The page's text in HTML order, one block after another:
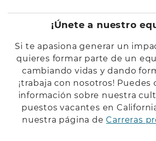
¡Únete a nuestro
Si te apasiona generar un
quieres formar parte de un
cambiando vidas y dando
¡trabaja con nosotros! Puedes
información sobre nuestra
puestos vacantes en
nuestra página deCarreras